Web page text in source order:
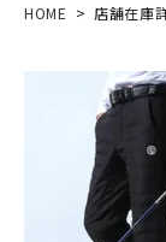
新規会員登録｜ロ
HOME 店舗在庫